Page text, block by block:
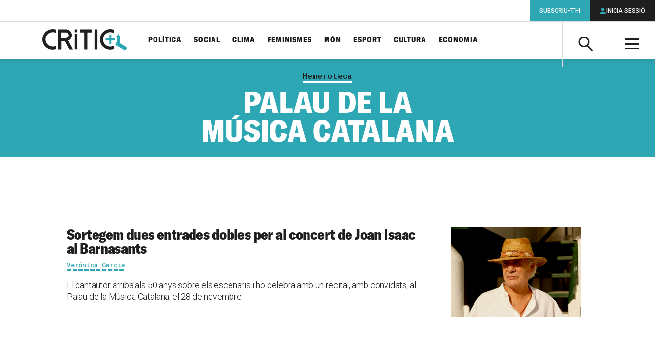
Cerca
POLÍTICA SOCIAL CLIMA FEMINISMES MÓN ESPORT CULTURA ECONOMIA
SUBSCRIU-T'HI INICIA SESSIÓ
Hemeroteca
PALAU DE LA
MÚSICA CATALANA
Sortegem dues entrades dobles per al concert de Joan Isaac
al Barnasants
Verónica García
El cantautor arriba als 50 anys sobre els escenaris i ho celebra amb un recital, amb convidats, al
Palau de la Música Catalana, el 28 de novembre